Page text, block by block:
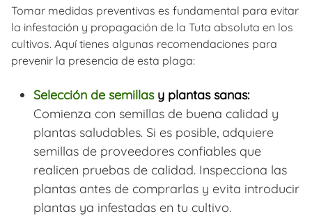
Tomar medidas preventivas es fundamental para evitar
la infestación y propagación de la Tuta absoluta en los
cultivos. Aquí tienes algunas recomendaciones para
prevenir la presencia de esta plaga:
Selección de semillasy plantas sanas:
Comienza con semillas de buena calidad y
plantas saludables. Si es posible, adquiere
semillas de proveedores confiables que
realicen pruebas de calidad. Inspecciona las
plantas antes de comprarlas y evita introducir
plantas ya infestadas en tu cultivo.